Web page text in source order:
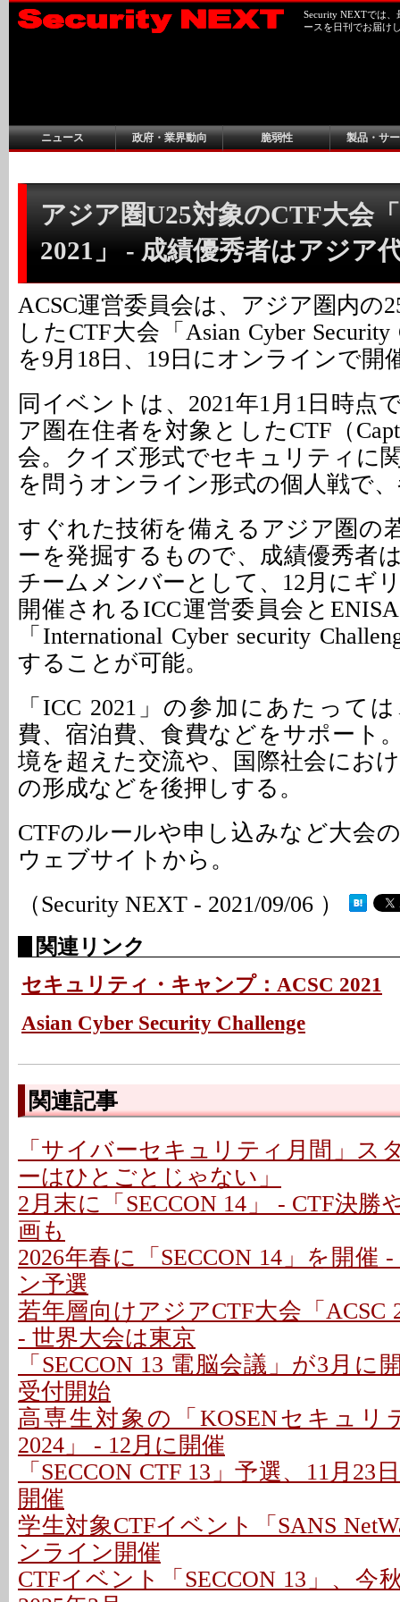
Security NEXTでは
ースを日刊でお届け
ニュース 政府・業界動向 脆弱性 製品・サ
アジア圏U25対象のCTF大会
2021」 - 成績優秀者はアジア
ACSC運営委員会は、アジア圏内の
したCTF大会「Asian Cyber Security
を9月18日、19日にオンラインで開
同イベントは、2021年1月1日時点
ア圏在住者を対象としたCTF（
会。クイズ形式でセキュリティに
を問うオンライン形式の個人戦で
すぐれた技術を備えるアジア圏の
ーを発掘するもので、成績優秀者
チームメンバーとして、12月にギ
開催されるICC運営委員会と
「International Cyber security
することが可能。
「ICC 2021」の参加にあたって
費、宿泊費、食費などをサポート
境を超えた交流や、国際社会にお
の形成などを後押しする。
CTFのルールや申し込みなど大会
ウェブサイトから。
（Security NEXT - 2021/09/06 ）
関連リンク
セキュリティ・キャンプ：ACSC 2021
Asian Cyber Security Challenge
関連記事
「サイバーセキュリティ月間」ス
ーはひとごとじゃない」
2月末に「SECCON 14」 - CTF決勝
画も
2026年春に「SECCON 14」を開催
ン予選
若年層向けアジアCTF大会「ACSC
- 世界大会は東京
「SECCON 13 電脳会議」が3月に
受付開始
高専生対象の「KOSENセキュ
2024」 - 12月に開催
「SECCON CTF 13」予選、11月
開催
学生対象CTFイベント「SANS
ンライン開催
CTFイベント「SECCON 13」、今